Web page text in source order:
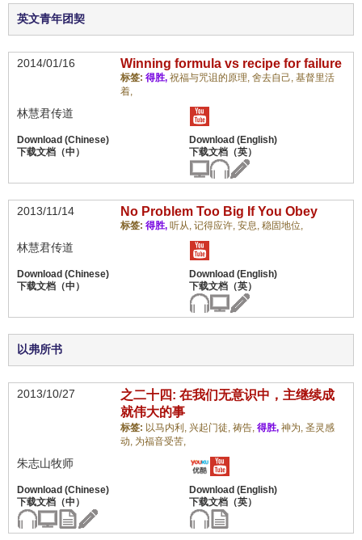
英文青年团契
2014/01/16 Winning formula vs recipe for failure
标签: 得胜, 祝福与咒诅的原理, 舍去自己, 基督里活
着,
林慧君传道
2013/11/14 No Problem Too Big If You Obey
标签: 得胜, 听从, 记得应许, 安息, 稳固地位,
林慧君传道
以弗所书
2013/10/27
之二十四: 在我们无意识中，主继续成
就伟大的事
标签: 以马内利, 兴起门徒, 祷告, 得胜, 神为, 圣灵感
动, 为福音受苦,
朱志山牧师